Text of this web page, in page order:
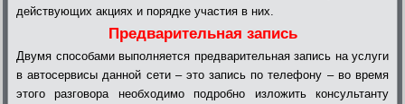
действующих акциях и порядке участия в них.
Предварительная запись
Двумя способами выполняется предварительная запись на услуги
в автосервисы данной сети – это запись по телефону – во время
этого разговора необходимо подробно изложить консультанту